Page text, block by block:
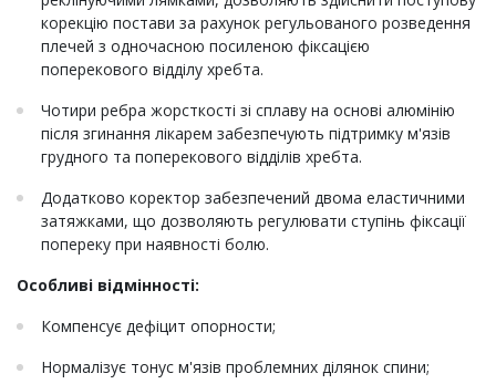
корекцію постави за рахунок регульованого розведення
плечей з одночасною посиленою фіксацією
поперекового відділу хребта.
Чотири ребра жорсткості зі сплаву на основі алюмінію
після згинання лікарем забезпечують підтримку м'язів
грудного та поперекового відділів хребта.
Додатково коректор забезпечений двома еластичними
затяжками, що дозволяють регулювати ступінь фіксації
попереку при наявності болю.
Особливі відмінності:
Компенсує дефіцит опорности;
Нормалізує тонус м'язів проблемних ділянок спини;